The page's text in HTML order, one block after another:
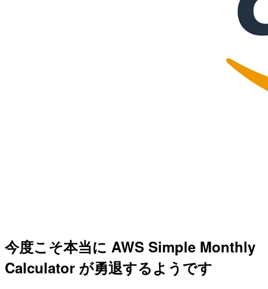
今度こそ本当に AWS Simple Monthly
Calculator が勇退するようです